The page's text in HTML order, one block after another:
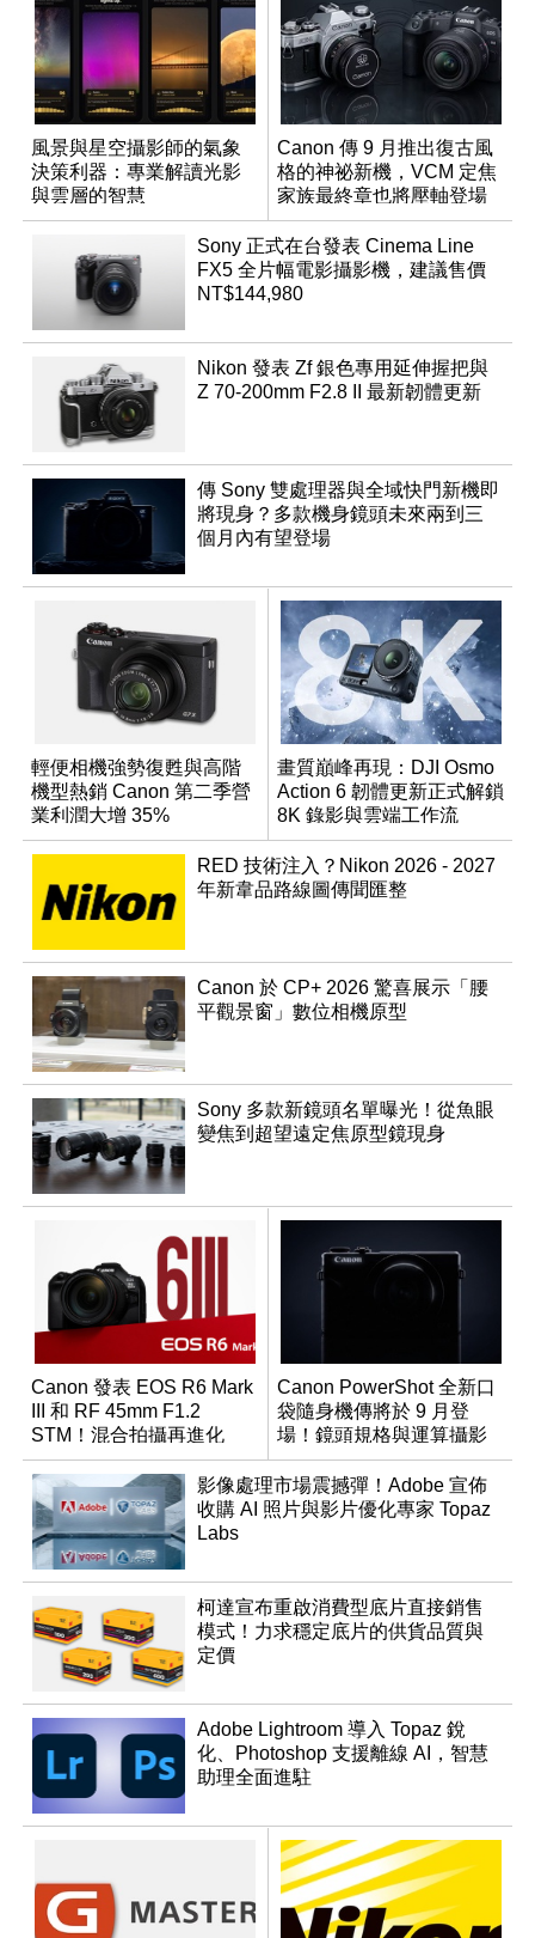
風景與星空攝影師的氣象
決策利器：專業解讀光影
與雲層的智慧
App「Atmos」登場
Canon 傳 9 月推出復古風
格的神祕新機，VCM 定焦
家族最終章也將壓軸登場
Sony 正式在台發表 Cinema Line
FX5 全片幅電影攝影機，建議售價
NT$144,980
Nikon 發表 Zf 銀色專用延伸握把與
Z 70-200mm F2.8 II 最新韌體更新
傳 Sony 雙處理器與全域快門新機即
將現身？多款機身鏡頭未來兩到三
個月內有望登場
輕便相機強勢復甦與高階
機型熱銷 Canon 第二季營
業利潤大增 35%
畫質巔峰再現：DJI Osmo
Action 6 韌體更新正式解鎖
8K 錄影與雲端工作流
RED 技術注入？Nikon 2026 - 2027
年新韋品路線圖傳聞匯整
Canon 於 CP+ 2026 驚喜展示「腰
平觀景窗」數位相機原型
Sony 多款新鏡頭名單曝光！從魚眼
變焦到超望遠定焦原型鏡現身
Canon 發表 EOS R6 Mark
III 和 RF 45mm F1.2
STM！混合拍攝再進化
Canon PowerShot 全新口
袋隨身機傳將於 9 月登
場！鏡頭規格與運算攝影
升級成為焦點
影像處理市場震撼彈！Adobe 宣佈
收購 AI 照片與影片優化專家 Topaz
Labs
柯達宣布重啟消費型底片直接銷售
模式！力求穩定底片的供貨品質與
定價
Adobe Lightroom 導入 Topaz 銳
化、Photoshop 支援離線 AI，智慧
助理全面進駐